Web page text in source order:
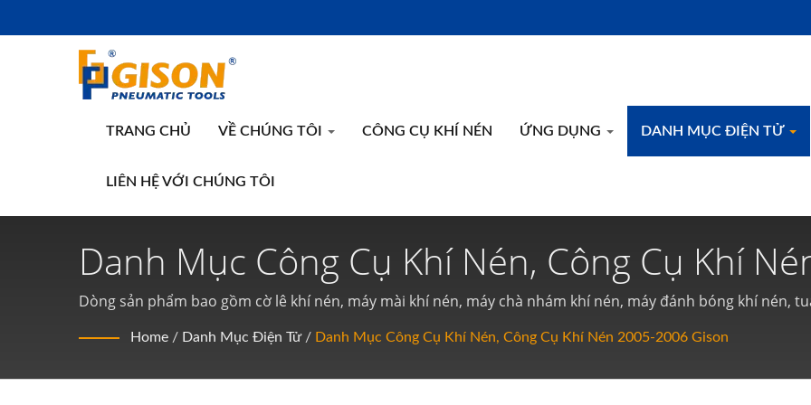
TRANG CHỦ VỀ CHÚNG TÔI CÔNG CỤ KHÍ NÉN ỨNG DỤNG DANH MỤC ĐIỆN TỬ
LIÊN HỆ VỚI CHÚNG TÔI
Danh Mục Công Cụ Khí Nén, Công Cụ Khí
| Nhà Sản Xuất Công Cụ Khí Nén Và Công
Lượng Cao | Gison
Dòng sản phẩm bao gồm cờ lê khí nén, máy mài khí nén, máy chà nhám khí nén, máy đánh bóng khí nén,
Home / Danh Mục Điện Tử / Danh Mục Công Cụ Khí Nén, Công Cụ Khí Nén 2005-2006 Gison